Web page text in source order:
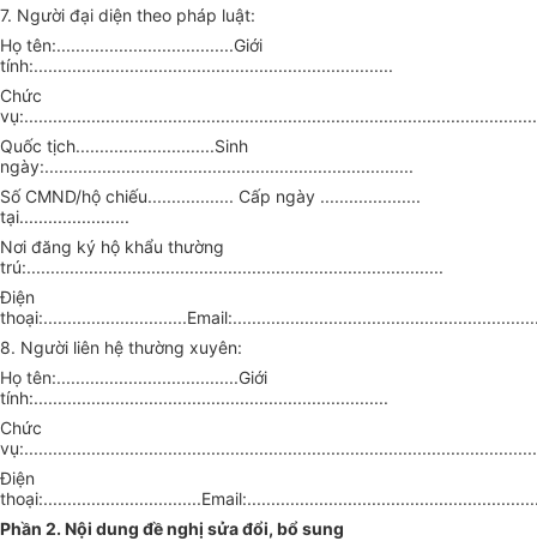
7. Người đại diện theo pháp luật:
Họ tên:.....................................Giới
tính:...........................................................................
Chức
Quốc tịch.............................Sinh
ngày:.............................................................................
Số CMND/hộ chiếu.................. Cấp ngày .....................
tại.......................
Nơi đăng ký hộ khẩu thường
trú:.......................................................................................
Điện
8. Người liên hệ thường xuyên:
Họ tên:......................................Giới
tính:..........................................................................
Chức
Điện
Phần 2. Nội dung đề nghị sửa đổi, bổ sung